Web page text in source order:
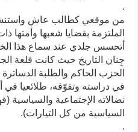
.
من موقعي كطالب عاش
الملتزمة بقضايا شعبها وأمتها
أتحسس جلدي عند سماع هذا
جِنان التاريخ حيث كانت قلعة
الحزب الحاكم والطلبة
في دراسته وتفوّقه، طلائعيا في
نضالاته الإجتماعية والسياسية
السياسية من كل التيارات).
.